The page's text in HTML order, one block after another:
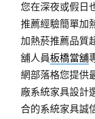
您在深夜或假日
推薦經驗簡單加
加熱菸推薦品質
舖人員板橋當舖
網部落格您提供
廠系統家具設計
合的系統家具誠